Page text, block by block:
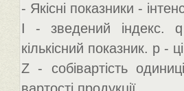
- Якісні показники -
I - зведений індекс. q
кількісний показник. p -
Z - собівартість